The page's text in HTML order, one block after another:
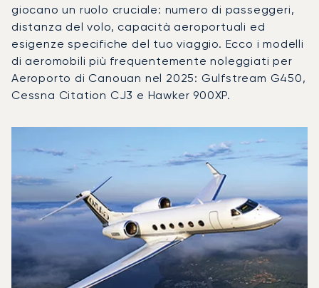
giocano un ruolo cruciale: numero di passeggeri,
distanza del volo, capacità aeroportuali ed
esigenze specifiche del tuo viaggio. Ecco i modelli
di aeromobili più frequentemente noleggiati per
Aeroporto di Canouan nel 2025: Gulfstream G450,
Cessna Citation CJ3 e Hawker 900XP.
Velocità (km/h)
Velocità (nodi)
Autonomia
Autonomia (NM)